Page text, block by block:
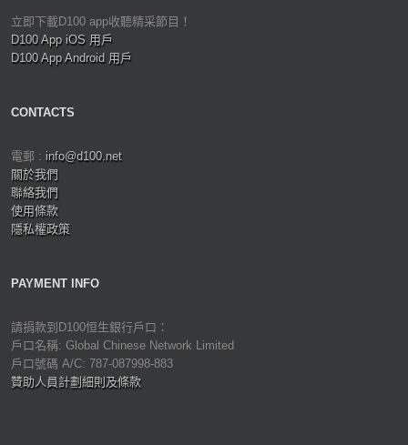
立即下載D100 app收聽精采節目！
D100 App iOS 用戶
D100 App Android 用戶
CONTACTS
電郵 : info@d100.net
關於我們
聯絡我們
使用條款
隱私權政策
PAYMENT INFO
請捐款到D100恒生銀行戶口：
戶口名稱: Global Chinese Network Limited
戶口號碼 A/C: 787-087998-883
贊助人員計劃細則及條款